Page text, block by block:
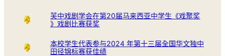
芙中戏剧学会在第20届马来西亚中学生《戏聚奖
》戏剧比赛获奖
本校学生代表参与2024 年第十三届全国华文独中
田径锦标赛获佳绩